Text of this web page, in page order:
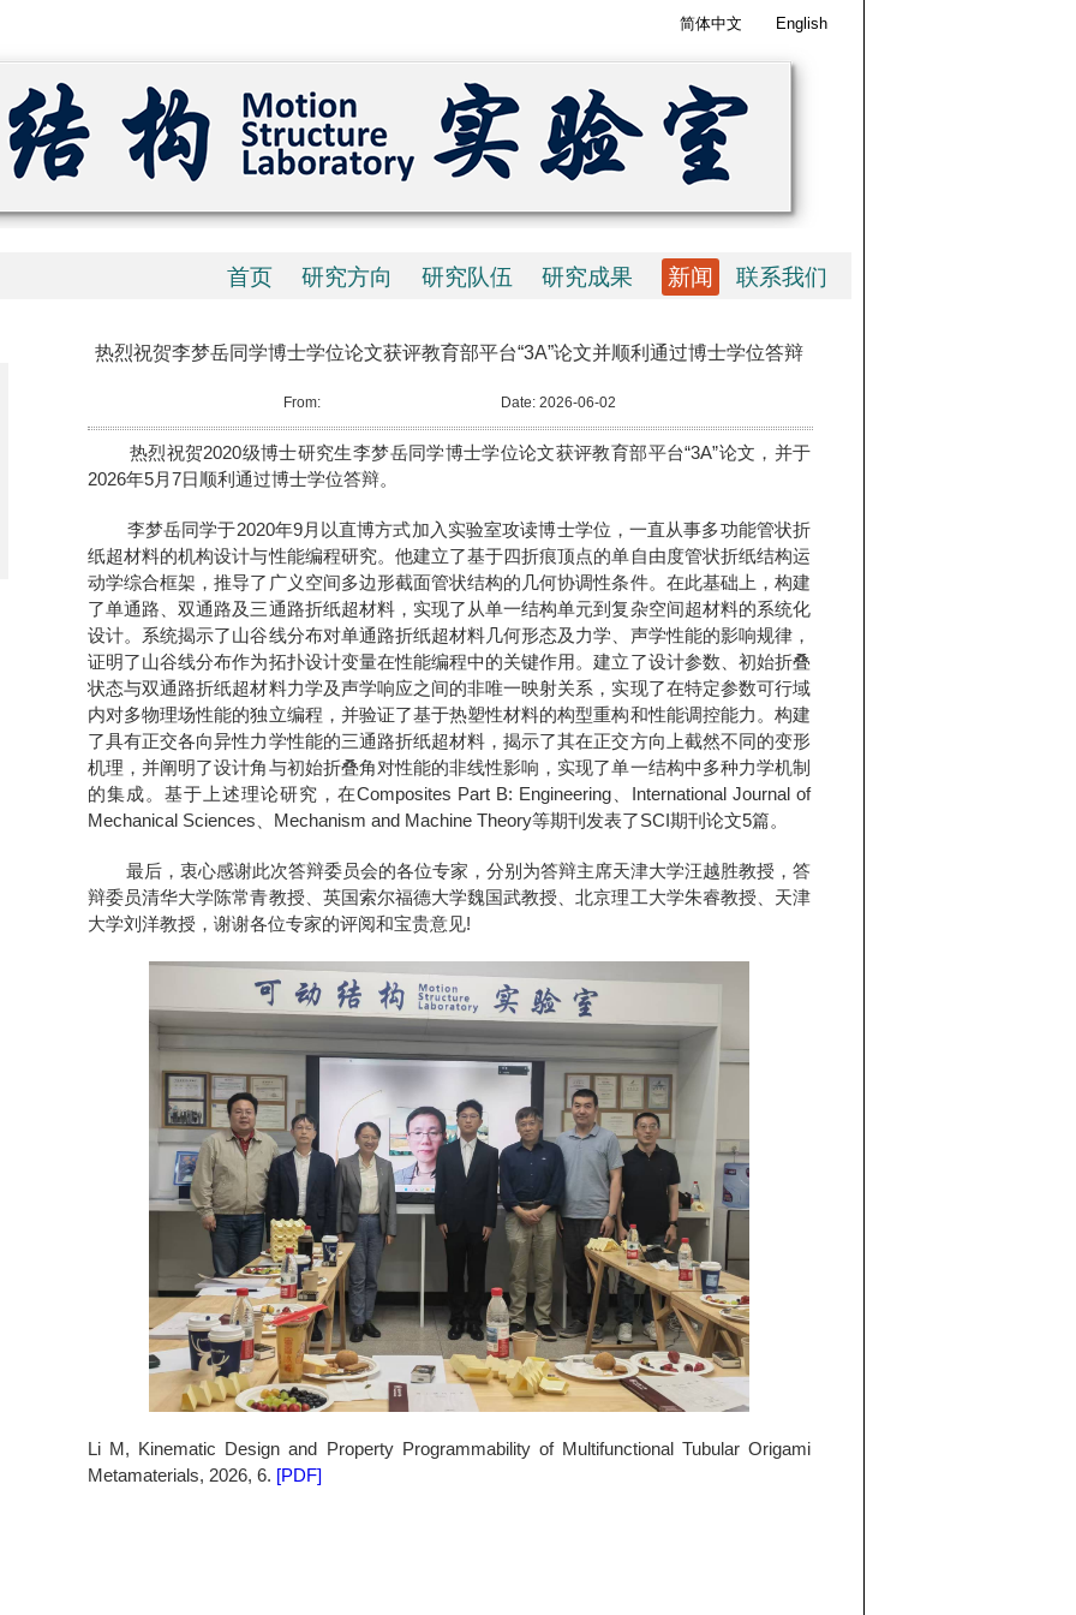
简体中文 English
首页 研究方向 研究队伍 研究成果 新闻 联系我们
热烈祝贺李梦岳同学博士学位论文获评教育部平台“3A”论文并顺利通过博士学位答辩
From: Date: 2026-06-02
热烈祝贺2020级博士研究生李梦岳同学博士学位论文获评教育部平台“3A”论文，并于
2026年5月7日顺利通过博士学位答辩。
李梦岳同学于2020年9月以直博方式加入实验室攻读博士学位，一直从事多功能管状折
纸超材料的机构设计与性能编程研究。他建立了基于四折痕顶点的单自由度管状折纸结构运
动学综合框架，推导了广义空间多边形截面管状结构的几何协调性条件。在此基础上，构建
了单通路、双通路及三通路折纸超材料，实现了从单一结构单元到复杂空间超材料的系统化
设计。系统揭示了山谷线分布对单通路折纸超材料几何形态及力学、声学性能的影响规律，
证明了山谷线分布作为拓扑设计变量在性能编程中的关键作用。建立了设计参数、初始折叠
状态与双通路折纸超材料力学及声学响应之间的非唯一映射关系，实现了在特定参数可行域
内对多物理场性能的独立编程，并验证了基于热塑性材料的构型重构和性能调控能力。构建
了具有正交各向异性力学性能的三通路折纸超材料，揭示了其在正交方向上截然不同的变形
机理，并阐明了设计角与初始折叠角对性能的非线性影响，实现了单一结构中多种力学机制
的集成。基于上述理论研究，在Composites Part B: Engineering、International Journal of
Mechanical Sciences、Mechanism and Machine Theory等期刊发表了SCI期刊论文5篇。
最后，衷心感谢此次答辩委员会的各位专家，分别为答辩主席天津大学汪越胜教授，答
辩委员清华大学陈常青教授、英国索尔福德大学魏国武教授、北京理工大学朱睿教授、天津
大学刘洋教授，谢谢各位专家的评阅和宝贵意见!
Li M, Kinematic Design and Property Programmability of Multifunctional Tubular Origami
Metamaterials, 2026, 6. [PDF]